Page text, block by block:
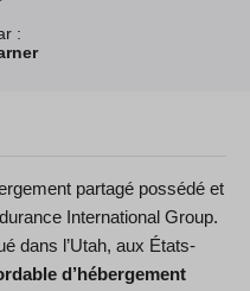
:
partagé possédé et
International Group.
dans l’Utah, aux États-
d’hébergement